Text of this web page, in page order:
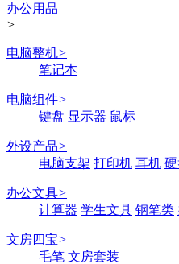
办公用品
>
电脑整机>
笔记本
电脑组件>
键盘 显示器 鼠标
外设产品>
电脑支架 打印机 耳机 硬
办公文具>
计算器 学生文具 钢笔类
文房四宝>
毛笔 文房套装